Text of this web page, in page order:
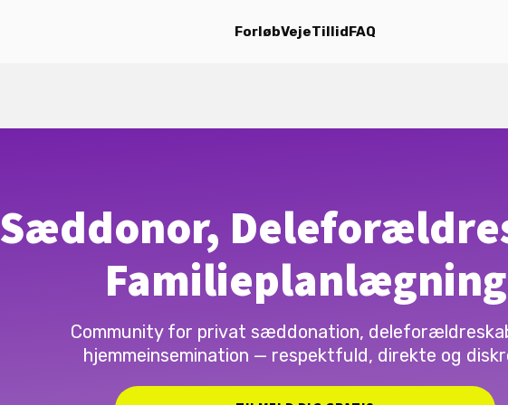
ForløbVejeTillidFAQ
Sæddonor,
Familieplanlægning
Community for privat sæddonation,
hjemmeinsemination — respektfuld, direkte og